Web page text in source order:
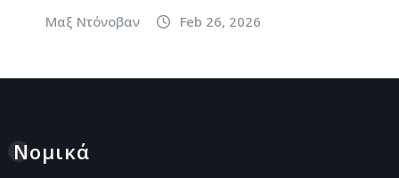
Μαξ Ντόνοβαν Feb 26, 2026
Νομικά